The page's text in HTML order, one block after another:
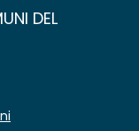
DEL